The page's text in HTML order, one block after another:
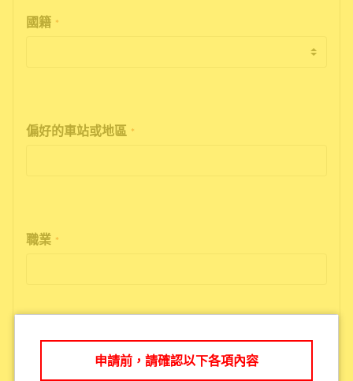
國籍 *
偏好的車站或地區 *
職業 *
申請前，請確認以下各項內容